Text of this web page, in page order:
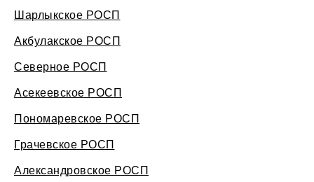
Шарлыкское РОСП
Акбулакское РОСП
Северное РОСП
Асекеевское РОСП
Пономаревское РОСП
Грачевское РОСП
Александровское РОСП